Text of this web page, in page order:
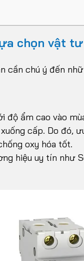
chọn vật
chú ý đến
độ ẩm cao vào
cấp. Do đó,
oxy hóa tốt.
hiệu uy tín như